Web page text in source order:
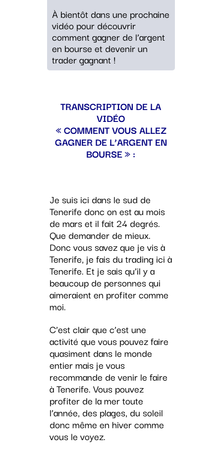
À bientôt dans une prochaine
vidéo pour découvrir
comment gagner de l’argent
en bourse et devenir un
trader gagnant !
TRANSCRIPTION DE LA
VIDÉO
« COMMENT VOUS ALLEZ
GAGNER DE L’ARGENT EN
BOURSE » :
Je suis ici dans le sud de
Tenerife donc on est au mois
de mars et il fait 24 degrés.
Que demander de mieux.
Donc vous savez que je vis à
Tenerife, je fais du trading ici à
Tenerife. Et je sais qu’il y a
beaucoup de personnes qui
aimeraient en profiter comme
moi.
C’est clair que c’est une
activité que vous pouvez faire
quasiment dans le monde
entier mais je vous
recommande de venir le faire
à Tenerife. Vous pouvez
profiter de la mer toute
l’année, des plages, du soleil
donc même en hiver comme
vous le voyez.